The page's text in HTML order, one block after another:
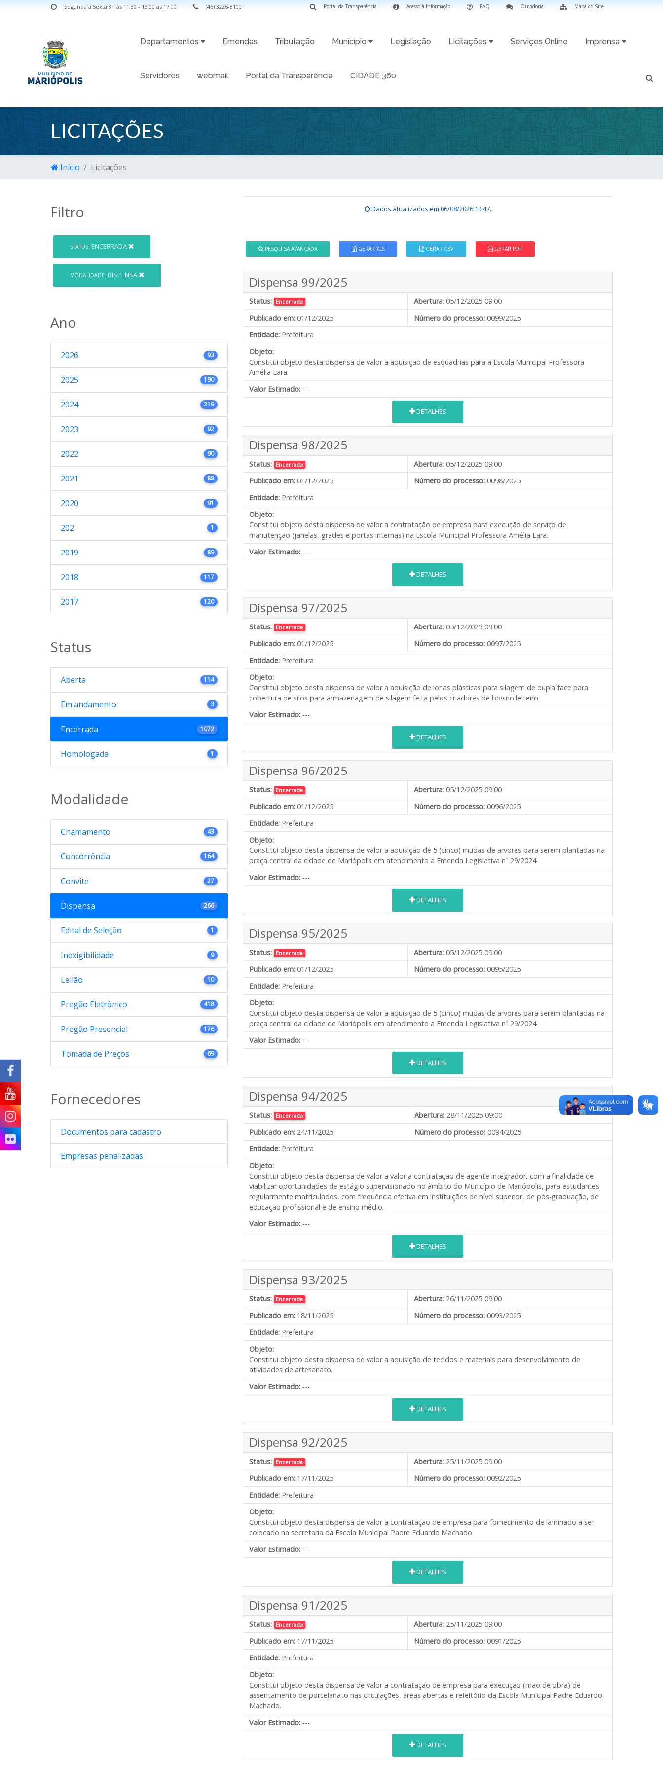
Segunda à Sexta 8h às 11:30 - 13:00 às 17:00 (46) 3226-8100 Mapa do Site
Ouvidoria
FAQ
Acesso à Informação
Portal da Transparência
Departamentos Emendas Tributação Município Legislação Licitações Serviços Online Imprensa
Servidores webmail Portal da Transparência CIDADE 360
LICITAÇÕES
Início Licitações
Filtro
STATUS: ENCERRADA
MODALIDADE: DISPENSA
Ano
2026 93
2025 190
2024 219
2023 92
2022 90
2021 88
2020 91
202 1
2019 89
2018 117
2017 120
Status
Aberta 114
Em andamento 3
Encerrada 1072
Homologada 1
Modalidade
Chamamento 43
Concorrência 164
Convite 27
Dispensa 266
Edital de Seleção 1
Inexigibilidade 9
Leilão 10
Pregão Eletrônico 418
Pregão Presencial 176
Tomada de Preços 69
Fornecedores
Documentos para cadastro
Empresas penalizadas
Dados atualizados em 06/08/2026 10:47.
PESQUISA AVANÇADA GERAR XLS GERAR CSV GERAR PDF
Dispensa 99/2025
Status: Encerrada Abertura: 05/12/2025 09:00
Publicado em: 01/12/2025 Número do processo: 0099/2025
Entidade: Prefeitura
Objeto:
Constitui objeto desta dispensa de valor a aquisição de esquadrias para a Escola Municipal Professora
Amélia Lara.
Valor Estimado: ---
DETALHES
Dispensa 98/2025
Status: Encerrada Abertura: 05/12/2025 09:00
Publicado em: 01/12/2025 Número do processo: 0098/2025
Entidade: Prefeitura
Objeto:
Constitui objeto desta dispensa de valor a contratação de empresa para execução de serviço de
manutenção (janelas, grades e portas internas) na Escola Municipal Professora Amélia Lara.
Valor Estimado: ---
DETALHES
Dispensa 97/2025
Status: Encerrada Abertura: 05/12/2025 09:00
Publicado em: 01/12/2025 Número do processo: 0097/2025
Entidade: Prefeitura
Objeto:
Constitui objeto desta dispensa de valor a aquisição de lonas plásticas para silagem de dupla face para
cobertura de silos para armazenagem de silagem feita pelos criadores de bovino leiteiro.
Valor Estimado: ---
DETALHES
Dispensa 96/2025
Status: Encerrada Abertura: 05/12/2025 09:00
Publicado em: 01/12/2025 Número do processo: 0096/2025
Entidade: Prefeitura
Objeto:
Constitui objeto desta dispensa de valor a aquisição de 5 (cinco) mudas de arvores para serem plantadas na
praça central da cidade de Mariópolis em atendimento a Emenda Legislativa nº 29/2024.
Valor Estimado: ---
DETALHES
Dispensa 95/2025
Status: Encerrada Abertura: 05/12/2025 09:00
Publicado em: 01/12/2025 Número do processo: 0095/2025
Entidade: Prefeitura
Objeto:
Constitui objeto desta dispensa de valor a aquisição de 5 (cinco) mudas de arvores para serem plantadas na
praça central da cidade de Mariópolis em atendimento a Emenda Legislativa nº 29/2024.
Valor Estimado: ---
DETALHES
Dispensa 94/2025
Status: Encerrada Abertura: 28/11/2025 09:00
Publicado em: 24/11/2025 Número do processo: 0094/2025
Entidade: Prefeitura
Objeto:
Constitui objeto desta dispensa de valor a valor a contratação de agente integrador, com a finalidade de
viabilizar oportunidades de estágio supervisionado no âmbito do Município de Mariópolis, para estudantes
regularmente matriculados, com frequência efetiva em instituições de nível superior, de pós-graduação, de
educação profissional e de ensino médio.
Valor Estimado: ---
DETALHES
Dispensa 93/2025
Status: Encerrada Abertura: 26/11/2025 09:00
Publicado em: 18/11/2025 Número do processo: 0093/2025
Entidade: Prefeitura
Objeto:
Constitui objeto desta dispensa de valor a aquisição de tecidos e materiais para desenvolvimento de
atividades de artesanato.
Valor Estimado: ---
DETALHES
Dispensa 92/2025
Status: Encerrada Abertura: 25/11/2025 09:00
Publicado em: 17/11/2025 Número do processo: 0092/2025
Entidade: Prefeitura
Objeto:
Constitui objeto desta dispensa de valor a contratação de empresa para fornecimento de laminado a ser
colocado na secretaria da Escola Municipal Padre Eduardo Machado.
Valor Estimado: ---
DETALHES
Dispensa 91/2025
Status: Encerrada Abertura: 25/11/2025 09:00
Publicado em: 17/11/2025 Número do processo: 0091/2025
Entidade: Prefeitura
Objeto:
Constitui objeto desta dispensa de valor a contratação de empresa para execução (mão de obra) de
assentamento de porcelanato nas circulações, áreas abertas e refeitório da Escola Municipal Padre Eduardo
Machado.
Valor Estimado: ---
DETALHES